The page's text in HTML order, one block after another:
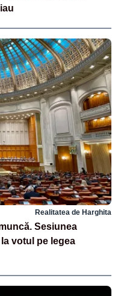
Realitatea de Harghita
Sesiunea
votul pe legea